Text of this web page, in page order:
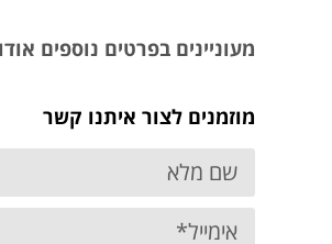
מעוניינים בפרטים נוספים
מוזמנים לצור איתנו קשר